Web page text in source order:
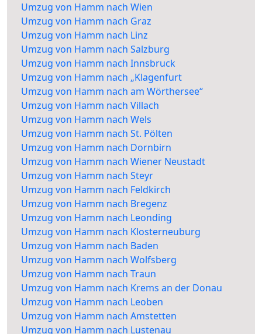
Umzug von Hamm nach Wien
Umzug von Hamm nach Graz
Umzug von Hamm nach Linz
Umzug von Hamm nach Salzburg
Umzug von Hamm nach Innsbruck
Umzug von Hamm nach „Klagenfurt
Umzug von Hamm nach am Wörthersee“
Umzug von Hamm nach Villach
Umzug von Hamm nach Wels
Umzug von Hamm nach St. Pölten
Umzug von Hamm nach Dornbirn
Umzug von Hamm nach Wiener Neustadt
Umzug von Hamm nach Steyr
Umzug von Hamm nach Feldkirch
Umzug von Hamm nach Bregenz
Umzug von Hamm nach Leonding
Umzug von Hamm nach Klosterneuburg
Umzug von Hamm nach Baden
Umzug von Hamm nach Wolfsberg
Umzug von Hamm nach Traun
Umzug von Hamm nach Krems an der Donau
Umzug von Hamm nach Leoben
Umzug von Hamm nach Amstetten
Umzug von Hamm nach Lustenau